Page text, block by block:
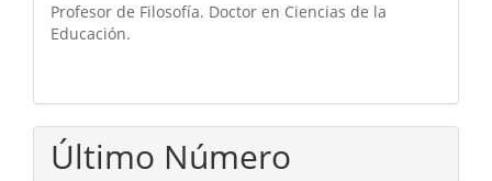
Profesor de Filosofía. Doctor en Ciencias de la
Educación.
Último Número